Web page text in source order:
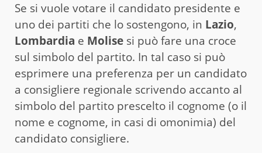
Se si vuole votare il candidato presidente e
uno dei partiti che lo sostengono, in Lazio,
Lombardia e Molise si può fare una croce
sul simbolo del partito. In tal caso si può
esprimere una preferenza per un candidato
a consigliere regionale scrivendo accanto al
simbolo del partito prescelto il cognome (o il
nome e cognome, in casi di omonimia) del
candidato consigliere.